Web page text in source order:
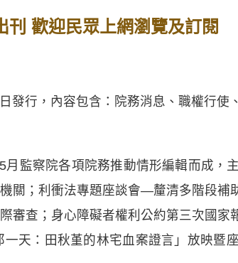
刊 歡迎民眾上網瀏覽及訂閱
發行，內容包含：院務消息、職權行
月監察院各項院務推動情形編輯而成，
關；利衝法專題座談會—釐清多階段補
審查；身心障礙者權利公約第三次國
天：田秋堇的林宅血案證言」放映暨